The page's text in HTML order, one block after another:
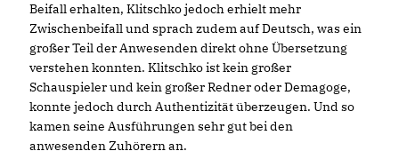
Beifall erhalten, Klitschko jedoch erhielt mehr
Zwischenbeifall und sprach zudem auf Deutsch, was ein
großer Teil der Anwesenden direkt ohne Übersetzung
verstehen konnten. Klitschko ist kein großer
Schauspieler und kein großer Redner oder Demagoge,
konnte jedoch durch Authentizität überzeugen. Und so
kamen seine Ausführungen sehr gut bei den
anwesenden Zuhörern an.